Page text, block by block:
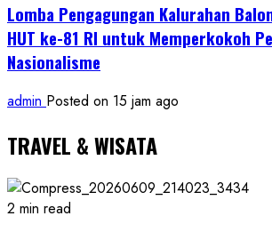
Lomba Pengagungan Kalurahan
HUT ke-81 RI untuk Memperkokoh
Nasionalisme
admin Posted on 15 jam ago
TRAVEL & WISATA
2 min read